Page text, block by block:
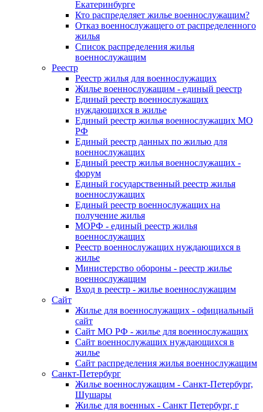
Екатеринбурге
Кто распределяет жилье военнослужащим?
Отказ военнослужащего от распределенного
жилья
Список распределения жилья
военнослужащим
Реестр
Реестр жилья для военнослужащих
Жилье военнослужащим - единый реестр
Единый реестр военнослужащих
нуждающихся в жилье
Единый реестр жилья военнослужащих МО
РФ
Единый реестр данных по жилью для
военнослужащих
Единый реестр жилья военнослужащих -
форум
Единый государственный реестр жилья
военнослужащих
Единый реестр военнослужащих на
получение жилья
МОРФ - единый реестр жилья
военнослужащих
Реестр военнослужащих нуждающихся в
жилье
Министерство обороны - реестр жилье
военнослужащим
Вход в реестр - жилье военнослужащим
Сайт
Жилье для военнослужащих - официальный
сайт
Сайт МО РФ - жилье для военнослужащих
Сайт военнослужащих нуждающихся в
жилье
Сайт распределения жилья военнослужащим
Санкт-Петербург
Жилье военнослужащим - Санкт-Петербург,
Шушары
Жилье для военных - Санкт Петербург, г